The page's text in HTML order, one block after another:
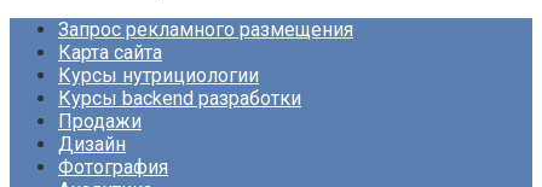
Запрос рекламного размещения
Карта сайта
Курсы нутрициологии
Курсы backend разработки
Продажи
Дизайн
Фотография